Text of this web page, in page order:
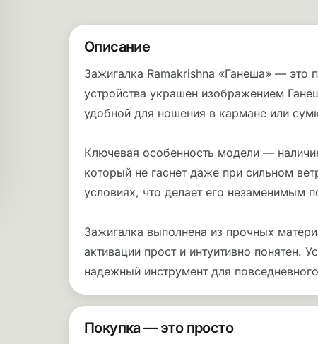
Описание
Зажигалка Ramakrishna «Ганеша» — это
устройства украшен изображением
удобной для ношения в кармане или
Ключевая особенность модели —
который не гаснет даже при сильном
условиях, что делает его незаменимым
Зажигалка выполнена из прочных
активации прост и интуитивно понятен.
надежный инструмент для
Покупка — это просто